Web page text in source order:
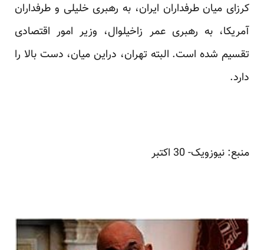
کرزای میان طرفداران ایران، به رهبری خلیلی و طرفداران
آمریکا، به رهبری عمر زاخیلوال، وزیر امور اقتصادی
تقسیم شده است. البته تهران، دراین میان، دست بالا را
دارد.
منبع: نیوزویک- 30 اکتبر